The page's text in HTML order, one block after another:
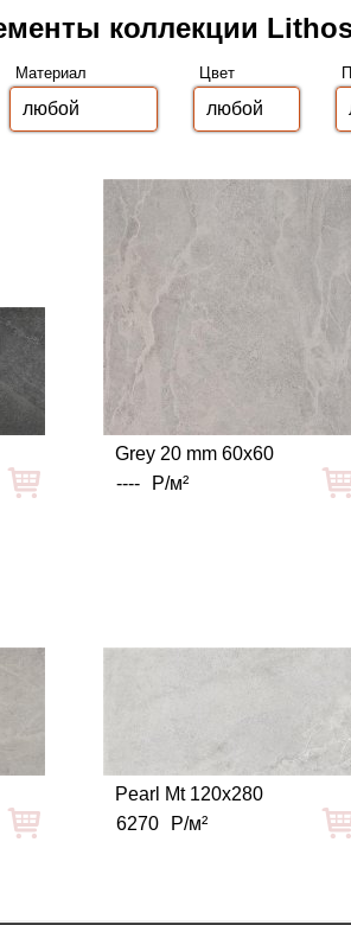
коллекции
Материал Цвет
Grey 20 mm 60x60
----
Р/м²
Pearl Mt 120x280
6270
Р/м²